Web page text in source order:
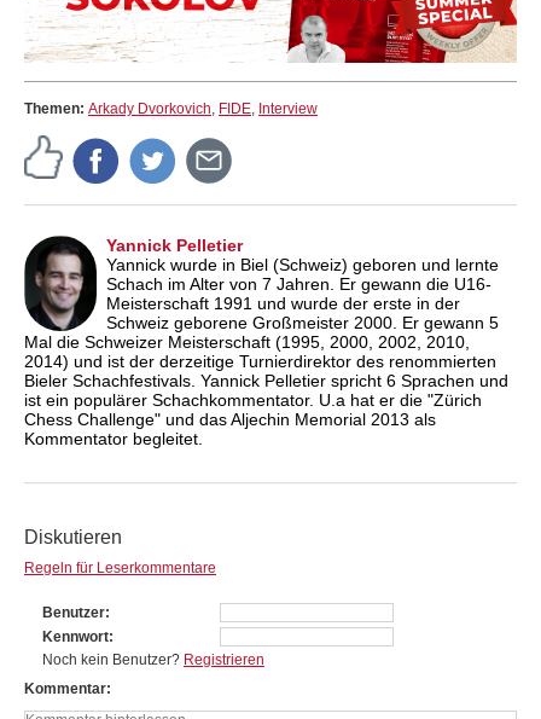
Themen: Arkady Dvorkovich, FIDE, Interview
Yannick Pelletier
Yannick wurde in Biel (Schweiz) geboren und lernte
Schach im Alter von 7 Jahren. Er gewann die U16-
Meisterschaft 1991 und wurde der erste in der
Schweiz geborene Großmeister 2000. Er gewann 5
Mal die Schweizer Meisterschaft (1995, 2000, 2002, 2010,
2014) und ist der derzeitige Turnierdirektor des renommierten
Bieler Schachfestivals. Yannick Pelletier spricht 6 Sprachen und
ist ein populärer Schachkommentator. U.a hat er die "Zürich
Chess Challenge" und das Aljechin Memorial 2013 als
Kommentator begleitet.
Diskutieren
Regeln für Leserkommentare
Benutzer
Kennwort
Noch kein Benutzer? Registrieren
Kommentar